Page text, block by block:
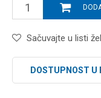
Sačuvajte u listi
DOSTUPNOST U